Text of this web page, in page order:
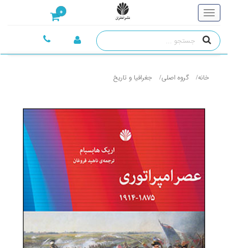
0
خانه گروه اصلی جغرافيا و تاريخ